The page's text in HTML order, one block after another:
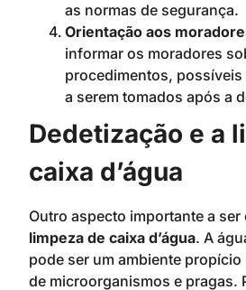
as normas de segurança.
Orientação aos
informar os moradores
procedimentos,
a serem tomados após a
Dedetização e a
caixa d’água
Outro aspecto importante a ser
limpeza de caixa d’água. A
pode ser um ambiente
de microorganismos e pragas.